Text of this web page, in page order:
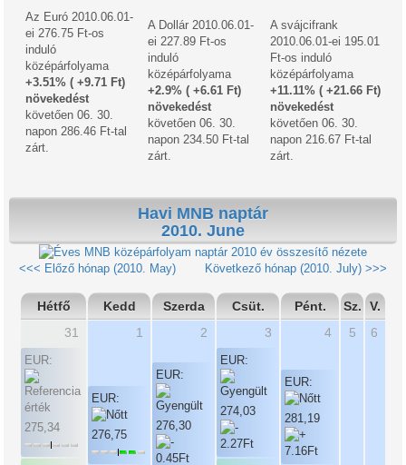
Az Euró 2010.06.01-
ei 276.75 Ft-os
induló
középárfolyama
+3.51% ( +9.71 Ft)
növekedést
követően 06. 30.
napon 286.46 Ft-tal
zárt.
A Dollár 2010.06.01-
ei 227.89 Ft-os
induló
középárfolyama
+2.9% ( +6.61 Ft)
növekedést
követően 06. 30.
napon 234.50 Ft-tal
zárt.
A svájcifrank
2010.06.01-ei 195.01
Ft-os induló
középárfolyama
+11.11% ( +21.66 Ft)
növekedést
követően 06. 30.
napon 216.67 Ft-tal
zárt.
Havi MNB naptár
2010. June
2010 év összesítő nézete
<<< Előző hónap (2010. May)
Következő hónap (2010. July) >>>
Hétfő Kedd Szerda Csüt. Pént. Sz.
V.
31
EUR:
275,34
1
EUR:
276,75
2
EUR:
276,30
3
EUR:
274,03
4
EUR:
281,19
5 6